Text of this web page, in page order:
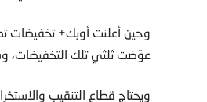
عوّضت ثلثي تلك التخفيضات،